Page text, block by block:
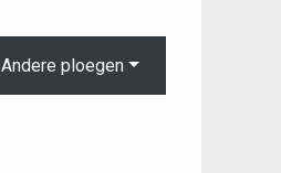
Andere ploegen